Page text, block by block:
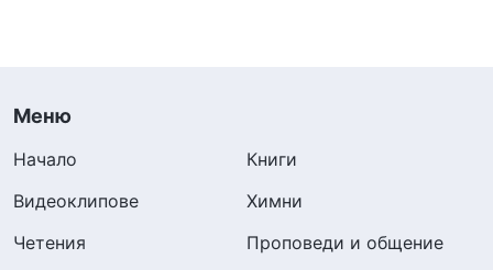
Меню
Начало
Книги
Видеоклипове
Химни
Четения
Проповеди и общение